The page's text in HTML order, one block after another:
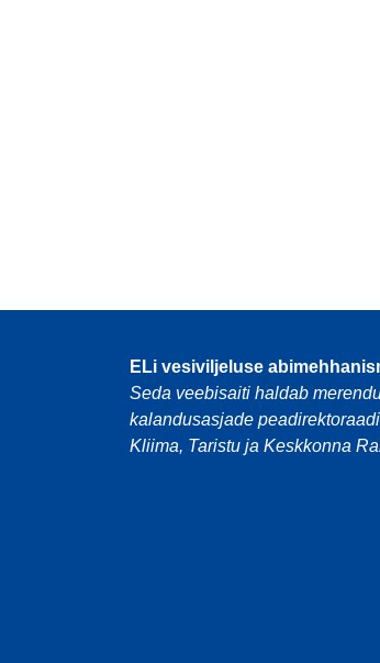
ELi vesiviljeluse
Seda veebisaiti haldab
kalandusasjade
Kliima, Taristu ja Keskkonna